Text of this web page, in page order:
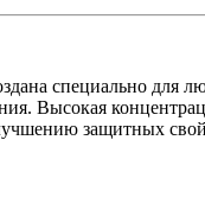
специально для
Высокая
защитных